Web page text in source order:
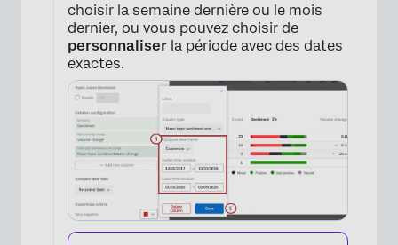
choisir la semaine dernière ou le mois
dernier, ou vous pouvez choisir de
personnaliser la période avec des dates
exactes.